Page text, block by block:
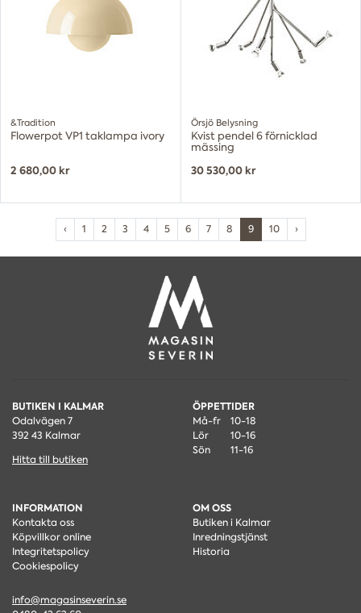
&Tradition
Flowerpot VP1 taklampa ivory
2 680,00 kr
Örsjö Belysning
Kvist pendel 6 förnicklad
mässing
30 530,00 kr
‹ 1 2 3 4 5 6 7 8 9 10 ›
BUTIKEN I KALMAR
Odalvägen 7
392 43 Kalmar
Hitta till butiken
ÖPPETTIDER
Må-fr
10-18
Lör
10-16
Sön
11-16
INFORMATION
Kontakta oss
Köpvillkor online
Integritetspolicy
Cookiespolicy
OM OSS
Butiken i Kalmar
Inredningstjänst
Historia
info@magasinseverin.se